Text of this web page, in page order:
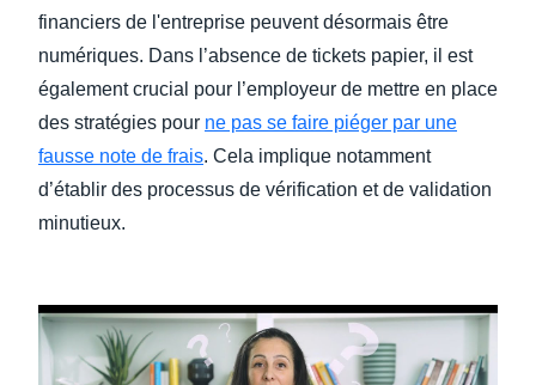
financiers de l'entreprise peuvent désormais être
numériques. Dans l’absence de tickets papier, il est
également crucial pour l’employeur de mettre en place
des stratégies pour ne pas se faire piéger par une
fausse note de frais. Cela implique notamment
d’établir des processus de vérification et de validation
minutieux.